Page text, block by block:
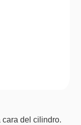
del cilindro.